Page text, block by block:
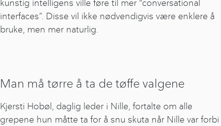
kunstig intelligens ville føre til mer “conversational
interfaces”. Disse vil ikke nødvendigvis være enklere å
bruke, men mer naturlig.
Man må tørre å ta de tøffe valgene
Kjersti Hobøl, daglig leder i Nille, fortalte om alle
grepene hun måtte ta for å snu skuta når Nille var forbi